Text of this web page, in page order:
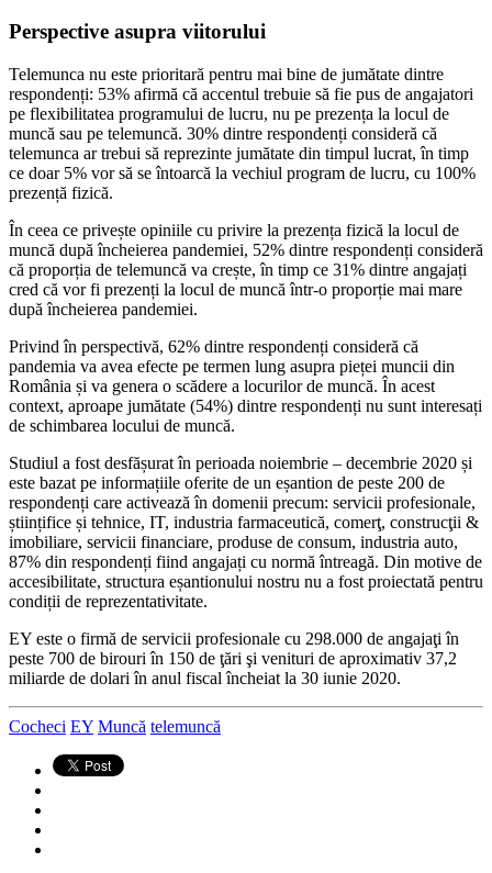
Perspective asupra viitorului
Telemunca nu este prioritară pentru mai bine de jumătate dintre
respondenți: 53% afirmă că accentul trebuie să fie pus de angajatori
pe flexibilitatea programului de lucru, nu pe prezența la locul de
muncă sau pe telemuncă. 30% dintre respondenți consideră că
telemunca ar trebui să reprezinte jumătate din timpul lucrat, în timp
ce doar 5% vor să se întoarcă la vechiul program de lucru, cu 100%
prezență fizică.
În ceea ce privește opiniile cu privire la prezența fizică la locul de
muncă după încheierea pandemiei, 52% dintre respondenți consideră
că proporția de telemuncă va crește, în timp ce 31% dintre angajați
cred că vor fi prezenți la locul de muncă într-o proporție mai mare
după încheierea pandemiei.
Privind în perspectivă, 62% dintre respondenți consideră că
pandemia va avea efecte pe termen lung asupra pieței muncii din
România și va genera o scădere a locurilor de muncă. În acest
context, aproape jumătate (54%) dintre respondenți nu sunt interesați
de schimbarea locului de muncă.
Studiul a fost desfășurat în perioada noiembrie – decembrie 2020 și
este bazat pe informațiile oferite de un eșantion de peste 200 de
respondenți care activează în domenii precum: servicii profesionale,
științifice și tehnice, IT, industria farmaceutică, comerţ, construcţii &
imobiliare, servicii financiare, produse de consum, industria auto,
87% din respondenți fiind angajați cu normă întreagă. Din motive de
accesibilitate, structura eșantionului nostru nu a fost proiectată pentru
condiții de reprezentativitate.
EY este o firmă de servicii profesionale cu 298.000 de angajaţi în
peste 700 de birouri în 150 de ţări şi venituri de aproximativ 37,2
miliarde de dolari în anul fiscal încheiat la 30 iunie 2020.
Cocheci EY Muncă telemuncă